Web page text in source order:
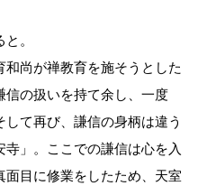
。
和尚が禅教育を施そうとした
信の扱いを持て余し、一度
て再び、謙信の身柄は違う
」。ここでの謙信は心を入
目に修業をしたため、天室